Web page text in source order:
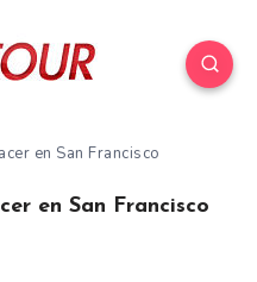
en San Francisco
en San Francisco